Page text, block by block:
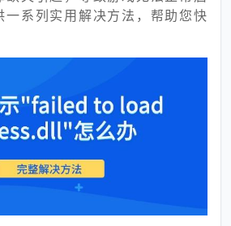
一系列实用解决方法，帮助您快